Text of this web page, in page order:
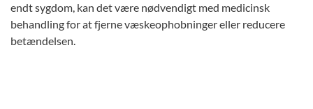
endt sygdom, kan det være nødvendigt med medicinsk
behandling for at fjerne væskeophobninger eller reducere
betændelsen.